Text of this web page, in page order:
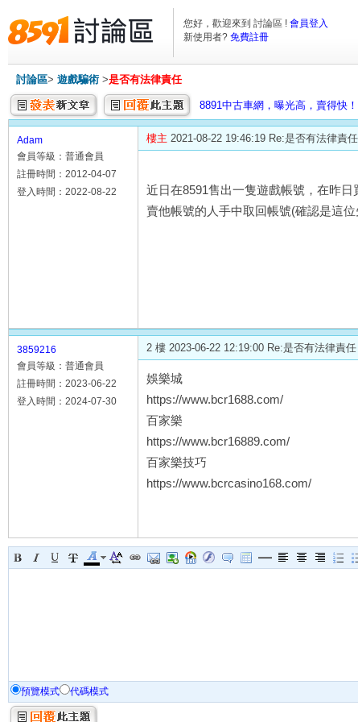
您好，歡迎來到 討論區 ! 會員登入
新使用者? 免費註冊
討論區> 遊戲騙術 >是否有法律責任
8891中古車網，曝光高，賣得快！
Adam
會員等級：普通會員
註冊時間：2012-04-07
登入時間：2022-08-22
樓主 2021-08-22 19:46:19 Re:是否有法律責任
近日在8591售出一隻遊戲帳號，在昨
賣他帳號的人手中取回帳號(確認是這
3859216
會員等級：普通會員
註冊時間：2023-06-22
登入時間：2024-07-30
2 樓 2023-06-22 12:19:00 Re:是否有法律責任
娛樂城
https://www.bcr1688.com/
百家樂
https://www.bcr16889.com/
百家樂技巧
https://www.bcrcasino168.com/
預覽模式 代碼模式